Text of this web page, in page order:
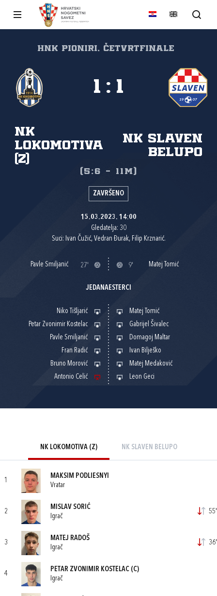
HNK pioniri, Četvrtfinale
NK
Lokomotiva
(Z)
NK Slaven
Belupo
1 : 1
(5:6 - 11m)
ZAVRŠENO
15.03.2023. 14:00
Gledatelja: 30
Suci: Ivan Čužić, Vedran Đurak, Filip Krznarić.
Pavle Smiljanić 27' 9' Matej Tomić
JEDANAESTERCI
Niko Tišljarić
Petar Zvonimir Kostelac
Pavle Smiljanić
Fran Radić
Bruno Morović
Antonio Celić
Matej Tomić
Gabrijel Šivalec
Domagoj Maltar
Ivan Bilješko
Matej Medaković
Leon Geci
NK LOKOMOTIVA (Z) NK SLAVEN BELUPO
1
MAKSIM PODLIESNYI
Vratar
2
MISLAV SORIĆ
Igrač
55'
3
MATEJ RADOŠ
Igrač
36'
4
PETAR ZVONIMIR KOSTELAC (C)
Igrač